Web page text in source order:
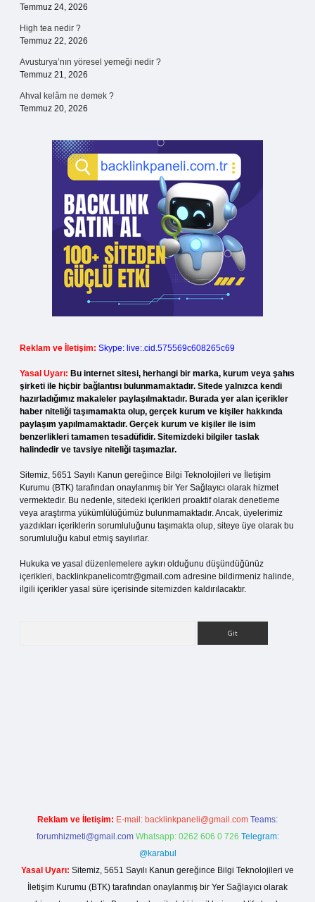
Temmuz 24, 2026
High tea nedir ?
Temmuz 22, 2026
Avusturya’nın yöresel yemeği nedir ?
Temmuz 21, 2026
Ahval kelâm ne demek ?
Temmuz 20, 2026
Reklam ve İletişim: Skype: live:.cid.575569c608265c69
Yasal Uyarı: Bu internet sitesi, herhangi bir marka, kurum veya şahıs
şirketi ile hiçbir bağlantısı bulunmamaktadır. Sitede yalnızca kendi
hazırladığımız makaleler paylaşılmaktadır. Burada yer alan içerikler
haber niteliği taşımamakta olup, gerçek kurum ve kişiler hakkında
paylaşım yapılmamaktadır. Gerçek kurum ve kişiler ile isim
benzerlikleri tamamen tesadüfidir. Sitemizdeki bilgiler taslak
halindedir ve tavsiye niteliği taşımazlar.
Sitemiz, 5651 Sayılı Kanun gereğince Bilgi Teknolojileri ve İletişim
Kurumu (BTK) tarafından onaylanmış bir Yer Sağlayıcı olarak hizmet
vermektedir. Bu nedenle, sitedeki içerikleri proaktif olarak denetleme
veya araştırma yükümlülüğümüz bulunmamaktadır. Ancak, üyelerimiz
yazdıkları içeriklerin sorumluluğunu taşımakta olup, siteye üye olarak bu
sorumluluğu kabul etmiş sayılırlar.
Hukuka ve yasal düzenlemelere aykırı olduğunu düşündüğünüz
içerikleri, backlinkpanelicomtr@gmail.com adresine bildirmeniz halinde,
ilgili içerikler yasal süre içerisinde sitemizden kaldırılacaktır.
Reklam ve İletişim: E-mail: backlinkpaneli@gmail.com Teams:
forumhizmeti@gmail.com Whatsapp: 0262 606 0 726 Telegram:
@karabul
Yasal Uyarı: Sitemiz, 5651 Sayılı Kanun gereğince Bilgi Teknolojileri ve
İletişim Kurumu (BTK) tarafından onaylanmış bir Yer Sağlayıcı olarak